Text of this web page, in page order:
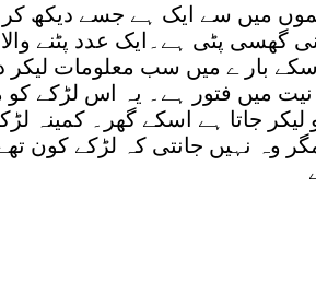
میں سے ایک ہے جسے دیکھ کر
گھسی پٹی ہے۔ایک عدد پٹنے
بار ے میں سب معلومات
نیت میں فتور ہے۔ یہ اس لڑکے
جاتا ہے اسکے گھر۔ کمینہ
وہ نہیں جانتی کہ لڑکے کون